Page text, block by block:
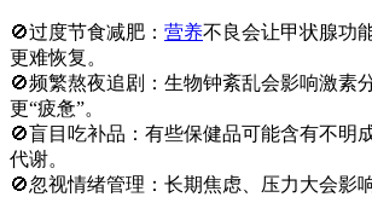
🚫过度节食减肥： 营养不良会让甲状腺功
更难恢复。
🚫频繁熬夜追剧：生物钟紊乱会影响激素
更“疲惫”。
🚫盲目吃补品：有些保健品可能含有不明
代谢。
🚫忽视情绪管理：长期焦虑、压力大会影